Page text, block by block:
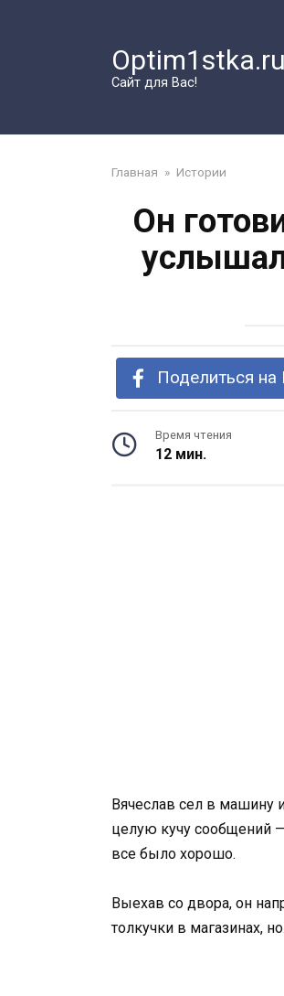
Optim1stka.ru
Сайт для Вас!
Главная » Истории
Он
услышал
Поделиться на
Время чтения
12 мин.
Вячеслав сел в машину
целую кучу сообщений
все было хорошо.
Выехав со двора, он
толкучки в магазинах,